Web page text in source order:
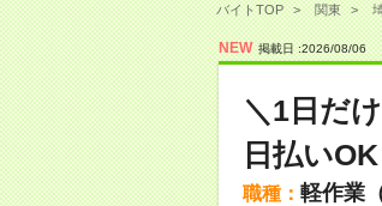
バイトTOP 関東
NEW 掲載日 :2026/08/06
＼1日だ
日払いOK
職種： 軽作業